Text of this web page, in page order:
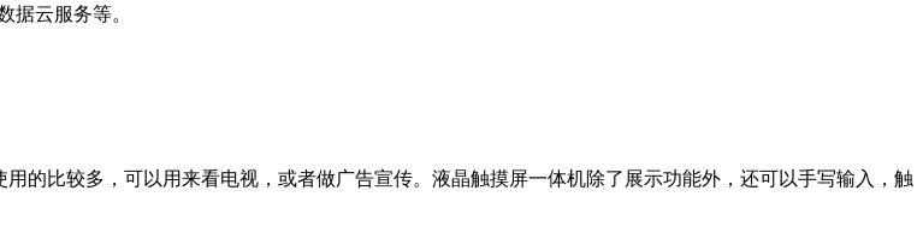
据云服务等。
的比较多，可以用来看电视，或者做广告宣传。液晶触摸屏一体机除了展示功能外，还可以手写输入，触